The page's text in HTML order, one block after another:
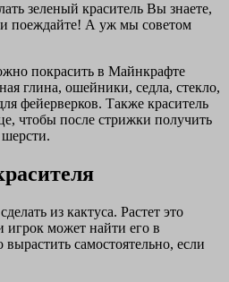
зеленый краситель Вы знаете,
и поеждайте! А уж мы советом
покрасить в Майнкрафте
глина, ошейники, седла, стекло,
фейерверков. Также краситель
чтобы после стрижки получить
из кактуса. Растет это
игрок может найти его в
самостоятельно, если